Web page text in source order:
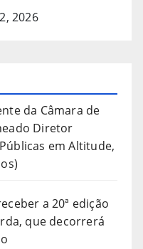
2026
da Câmara de
Diretor
em Altitude,
a 20ª edição
que decorrerá